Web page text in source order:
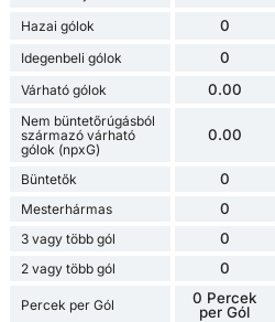
Hazai gólok 0
Idegenbeli gólok 0
Várható gólok 0.00
Nem büntetőrúgásból
származó várható
gólok (npxG)
0.00
Büntetők 0
Mesterhármas 0
3 vagy több gól 0
2 vagy több gól 0
Percek per Gól
0 Percek
per Gól